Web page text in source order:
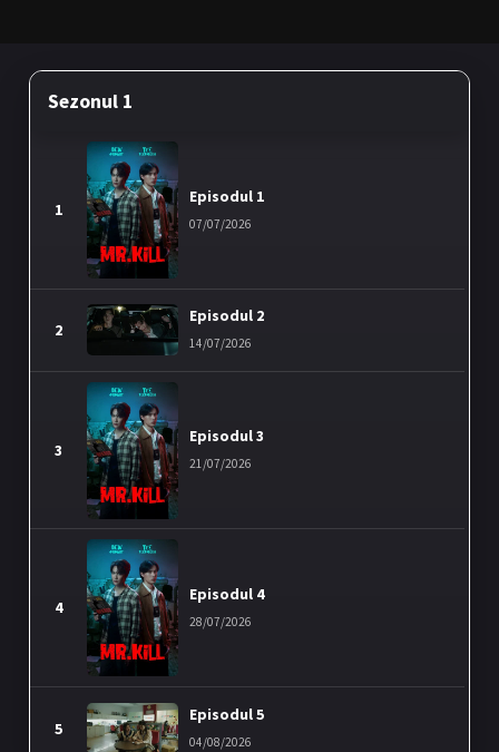
Sezonul 1
1
Episodul 1
07/07/2026
2
Episodul 2
14/07/2026
3
Episodul 3
21/07/2026
4
Episodul 4
28/07/2026
5
Episodul 5
04/08/2026